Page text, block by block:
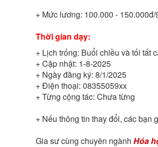
+ Mức lương: 100.000 -
Thời gian dạy:
+ Lịch trống: Buổi chiều và tối tất
+ Cập nhật: 1-8-2025
+ Ngày đăng ký:8/1/2025
+ Điện thoại:08355059xx
+ Từng cộng tác:Chưa từng
+ Nếu thông tin thay đổi, các bạn
Gia sư cùng chuyên ngànhHóa